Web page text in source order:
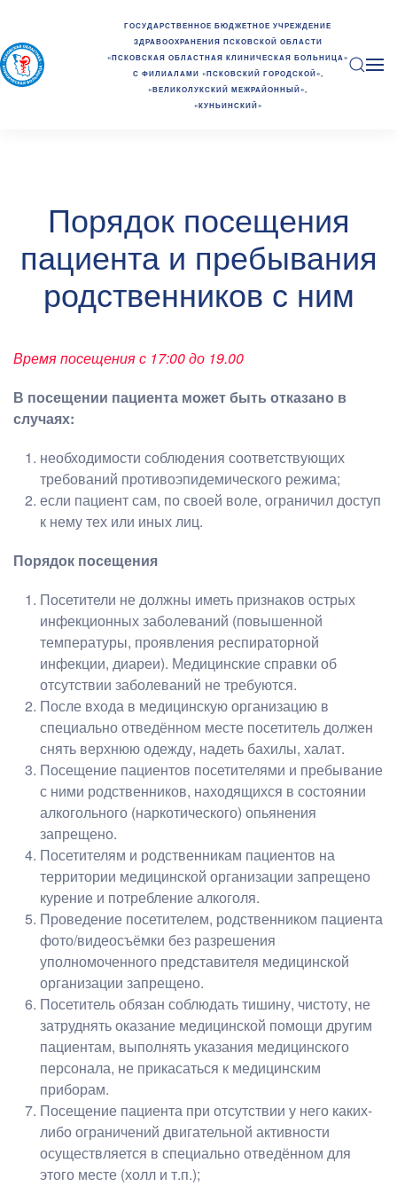
ГОСУДАРСТВЕННОЕ БЮДЖЕТНОЕ УЧРЕЖДЕНИЕ
ЗДРАВООХРАНЕНИЯ ПСКОВСКОЙ ОБЛАСТИ
«ПСКОВСКАЯ ОБЛАСТНАЯ КЛИНИЧЕСКАЯ БОЛЬНИЦА»
С ФИЛИАЛАМИ «ПСКОВСКИЙ ГОРОДСКОЙ»,
«ВЕЛИКОЛУКСКИЙ МЕЖРАЙОННЫЙ»,
«КУНЬИНСКИЙ»
Порядок посещения
пациента и пребывания
родственников с ним
Время посещения с 17:00 до 19.00
В посещении пациента может быть отказано в
случаях:
необходимости соблюдения соответствующих
требований противоэпидемического режима;
если пациент сам, по своей воле, ограничил доступ
к нему тех или иных лиц.
Порядок посещения
Посетители не должны иметь признаков острых
инфекционных заболеваний (повышенной
температуры, проявления респираторной
инфекции, диареи). Медицинские справки об
отсутствии заболеваний не требуются.
После входа в медицинскую организацию в
специально отведённом месте посетитель должен
снять верхнюю одежду, надеть бахилы, халат.
Посещение пациентов посетителями и пребывание
с ними родственников, находящихся в состоянии
алкогольного (наркотического) опьянения
запрещено.
Посетителям и родственникам пациентов на
территории медицинской организации запрещено
курение и потребление алкоголя.
Проведение посетителем, родственником пациента
фото/видеосъёмки без разрешения
уполномоченного представителя медицинской
организации запрещено.
Посетитель обязан соблюдать тишину, чистоту, не
затруднять оказание медицинской помощи другим
пациентам, выполнять указания медицинского
персонала, не прикасаться к медицинским
приборам.
Посещение пациента при отсутствии у него каких-
либо ограничений двигательной активности
осуществляется в специально отведённом для
этого месте (холл и т.п.);